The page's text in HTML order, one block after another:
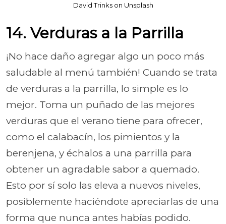
David Trinks on Unsplash
14. Verduras a la Parrilla
¡No hace daño agregar algo un poco más
saludable al menú también! Cuando se trata
de verduras a la parrilla, lo simple es lo
mejor. Toma un puñado de las mejores
verduras que el verano tiene para ofrecer,
como el calabacín, los pimientos y la
berenjena, y échalos a una parrilla para
obtener un agradable sabor a quemado.
Esto por sí solo las eleva a nuevos niveles,
posiblemente haciéndote apreciarlas de una
forma que nunca antes habías podido.